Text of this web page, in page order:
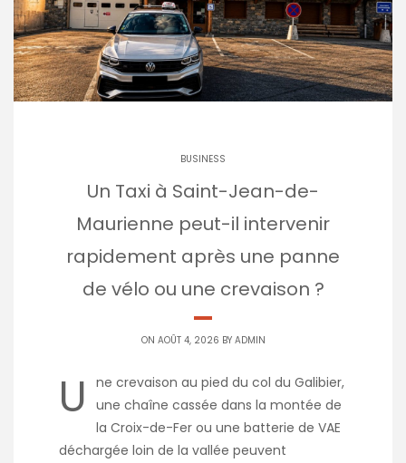
BUSINESS
Un Taxi à Saint-Jean-de-
Maurienne peut-il intervenir
rapidement après une panne
de vélo ou une crevaison ?
ON AOÛT 4, 2026 BY ADMIN
U
ne crevaison au pied du col du Galibier,
une chaîne cassée dans la montée de
la Croix-de-Fer ou une batterie de VAE
déchargée loin de la vallée peuvent